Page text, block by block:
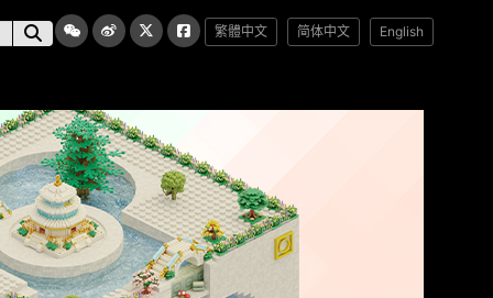
繁體中文 简体中文 English